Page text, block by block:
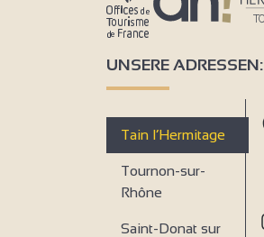
UNSERE ADRESSEN:
Tain l’Hermitage
Tournon-sur-
Rhône
Saint-Donat sur